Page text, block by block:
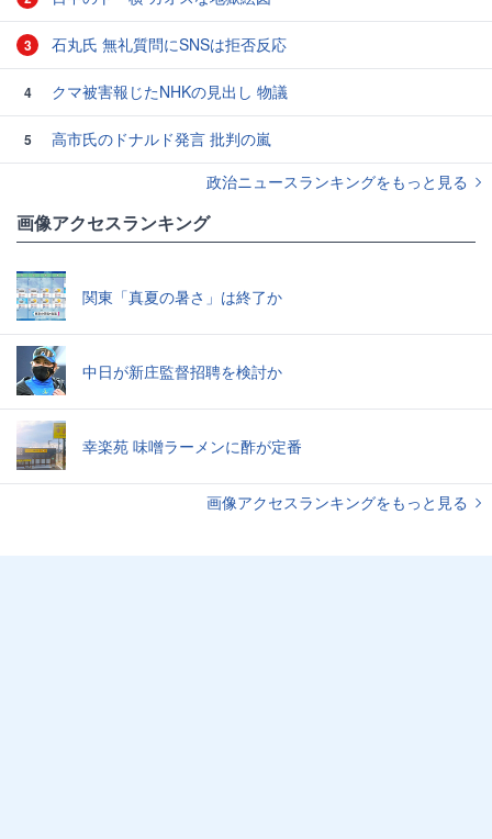
3 石丸氏 無礼質問にSNSは拒否反応
4 クマ被害報じたNHKの見出し 物議
5
高市氏のドナルド発言 批判の嵐
政治ニュースランキングをもっと見る
画像アクセスランキング
関東「真夏の暑さ」は終了か
中日が新庄監督招聘を検討か
幸楽苑 味噌ラーメンに酢が定番
画像アクセスランキングをもっと見る